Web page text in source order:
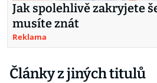
Jak spolehlivě zakryjete
musíte znát
Reklama
Články z jiných titulů